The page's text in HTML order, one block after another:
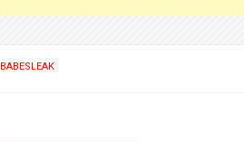
BABESLEAK